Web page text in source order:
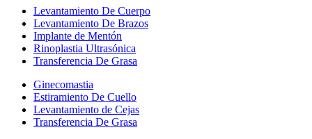
Levantamiento De Cuerpo
Levantamiento De Brazos
Implante de Mentón
Rinoplastia Ultrasónica
Transferencia De Grasa
Ginecomastia
Estiramiento De Cuello
Levantamiento de Cejas
Transferencia De Grasa